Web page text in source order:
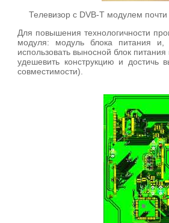
Телевизор с DVB-T модулем почти
Для повышения технологичности
модуля: модуль блока питания и,
использовать выносной блок
удешевить конструкцию и достичь
совместимости).